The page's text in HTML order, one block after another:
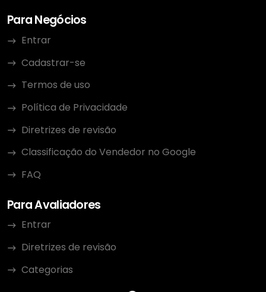
Para Negócios
Entrar
Cadastrar-se
Termos de uso
Política de Privacidade
Diretrizes de revisão
Classificação do Vendedor no Google
FAQ
Para Avaliadores
Entrar
Diretrizes de revisão
Categorias